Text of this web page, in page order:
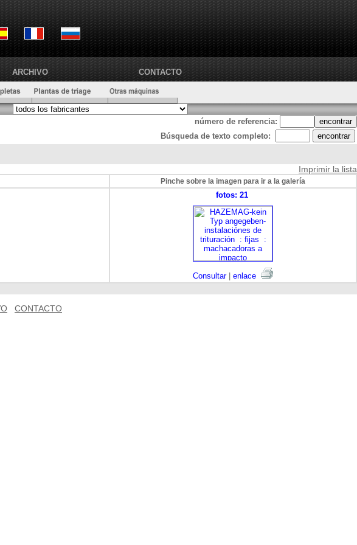
ARCHIVO CONTACTO
número de referencia:
Búsqueda de texto completo:
Imprimir la lista
Pinche sobre la imagen para ir a la galería
fotos: 21
Consultar| enlace
CONTACTO